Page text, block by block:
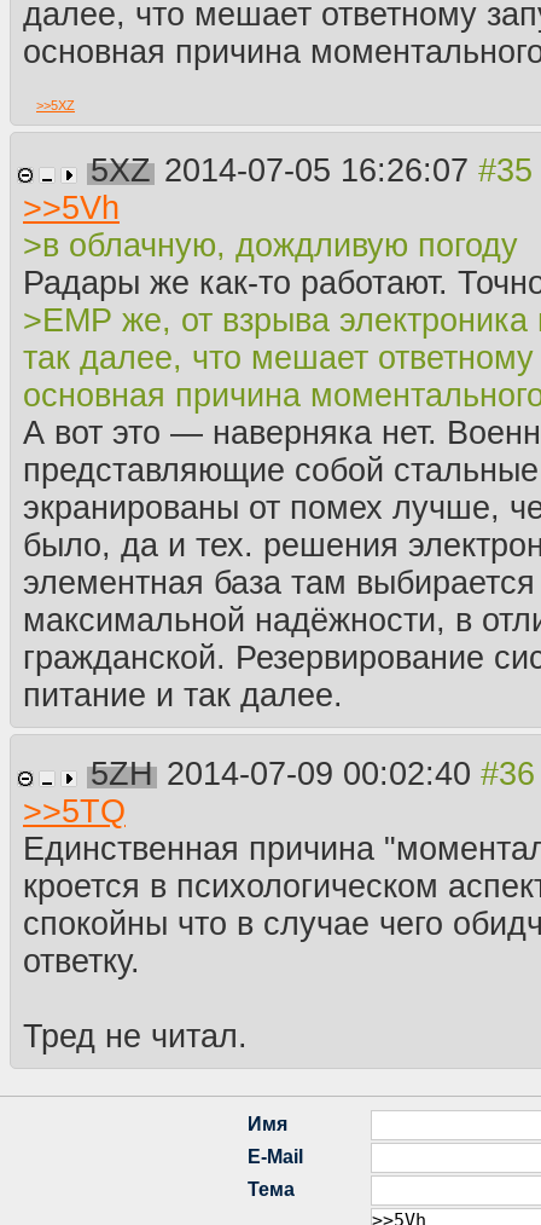
далее, что мешает ответному
основная причина
>>5XZ
5XZ 2014-07-05 16:26:07
>>5Vh
>в облачную, дождливую погоду
Радары же как-то работают.
>EMP же, от взрыва электроника
так далее, что мешает ответному
основная причина
А вот это — наверняка нет.
представляющие собой
экранированы от помех лучше,
было, да и тех. решения
элементная база там
максимальной надёжности, в
гражданской. Резервирование
питание и так далее.
5ZH 2014-07-09 00:02:40
>>5TQ
Единственная причина
кроется в психологическом
спокойны что в случае чего
ответку.
Тред не читал.